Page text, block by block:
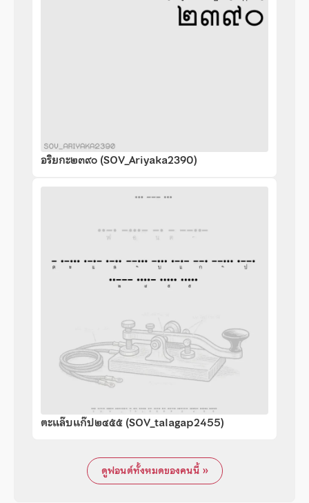
อริยกะ๒๓๙๐ (SOV_Ariyaka2390)
ตะแล๊บแก๊ป๒๔๕๕ (SOV_talagap2455)
ดูฟอนต์ทั้งหมดของคนนี้ »